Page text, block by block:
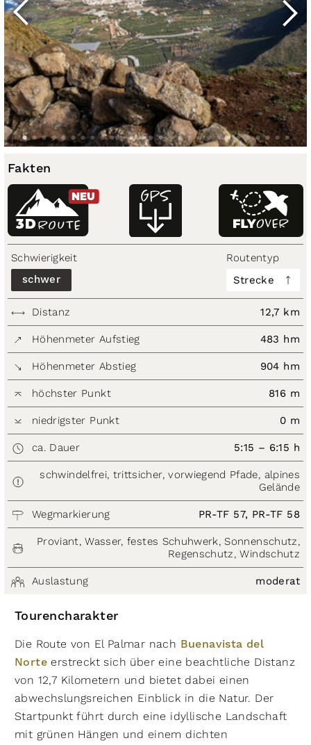
Fakten
ROUTE
3D
NEU
Schwierigkeit
schwer
Routentyp
Strecke
Distanz 12,7 km
Höhenmeter Aufstieg 483 hm
Höhenmeter Abstieg 904 hm
höchster Punkt 816 m
niedrigster Punkt 0 m
ca. Dauer 5:15 – 6:15 h
schwindelfrei, trittsicher, vorwiegend Pfade, alpines
Gelände
Wegmarkierung PR-TF 57, PR-TF 58
Proviant, Wasser, festes Schuhwerk, Sonnenschutz,
Regenschutz, Windschutz
Auslastung moderat
Tourencharakter
Die Route von El Palmar nach Buenavista del
Norte erstreckt sich über eine beachtliche Distanz
von 12,7 Kilometern und bietet dabei einen
abwechslungsreichen Einblick in die Natur. Der
Startpunkt führt durch eine idyllische Landschaft
mit grünen Hängen und einem dichten